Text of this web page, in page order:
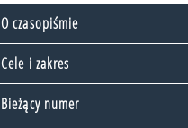
O czasopiśmie
Cele i zakres
Bieżący numer